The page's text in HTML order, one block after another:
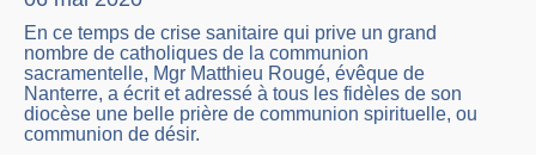
En ce temps de crise sanitaire qui prive un grand
nombre de catholiques de la communion
sacramentelle, Mgr Matthieu Rougé, évêque de
Nanterre, a écrit et adressé à tous les fidèles de son
diocèse une belle prière de communion spirituelle, ou
communion de désir.